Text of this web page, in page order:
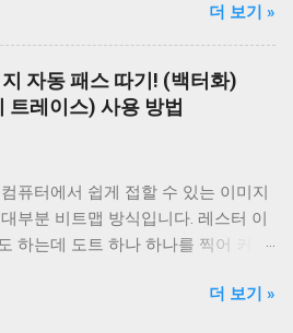
업을 하시고 진행해주시기 바랍니다.
문제에 대비해서 말이죠. 백업은 필수
업 방법은 테마 적용하는 과정에서 한
해 드리겠습니다. 신청서 작성하기
청서 작성 후 후원을 진행하시고 댓글
. 또한 후원자 성함도 같이 알려주세
신청서와 입금자를 비교 완료하고 확
테마 파일을 이메일로 전송해 드릴
다. (신청서만 작성하고 후원 및 댓글
방법이 있나 싶어서 구글 검색을 해보
마트폰 초기화가 압도적인 해결 방법
되고 있습니다. 문제는 초기화를 해
경우죠. 즉 물리적인 고장입니다. 안
문제는 논리적 문제보다는 물리적
가 훨씬 많습니다. 바로 "카메라 앱
...? 다시 한 번 말씀드리자면 갤럭시
카메라 앱 실행 문제는 대부분 하드
제입니다. 그렇다면 하드웨어의 어
인보드 : 30% 2. 메인 카메라 : 70% 즉!
더 보기 »
자동 패스 따기! (백터화)
레이스) 사용 방법
퓨터에서 쉽게 접할 수 있는 이미지
부분 비트맵 방식입니다. 레스터 이
하는데 도트 하나 하나를 찍어 커다
수록 이미지 파일 크기가 커집니다. 레
더 보기 »